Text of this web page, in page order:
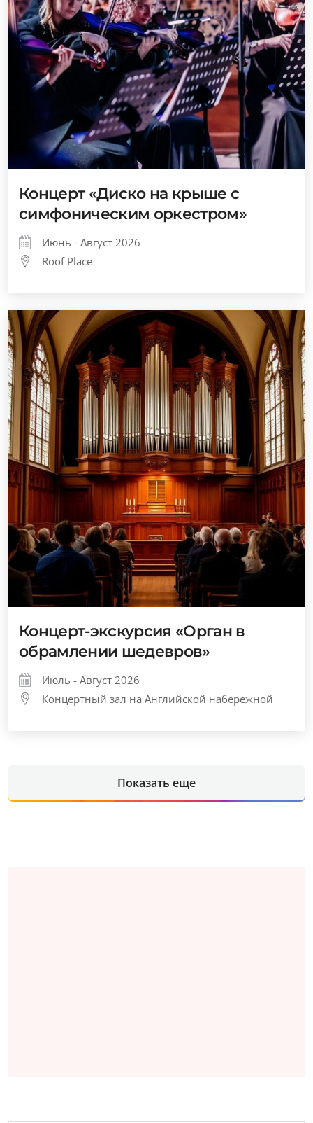
Концерт «Диско на крыше с
симфоническим оркестром»
Июнь - Август 2026
Roof Place
Концерт-экскурсия «Орган в
обрамлении шедевров»
Июль - Август 2026
Концертный зал на Английской набережной
Показать еще